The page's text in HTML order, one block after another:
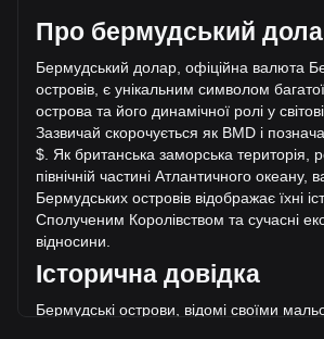
останні 24 години обсяг торгівлі XRP
($321,183,951.78 BMD). Минулого
торгівлі XRP склав $1,068,472,665.68.
Більше інформації про XRP
Ціна XRP
Прогноз ціни XRP
Що таке XRP (XRP)
Калькулятор прибутку XRP
Про бермудський
Бермудський долар, офіційна валюта
островів, є унікальним символом
острова та його динамічної ролі у
Зазвичай скорочується як BMD і
$. Як британська заморська територія,
північній частині Атлантичного океану,
Бермудських островів відображає їхні
Сполученим Королівством та сучасні
відносини.
Історична довідка
Бермудські острови, відомі своїми